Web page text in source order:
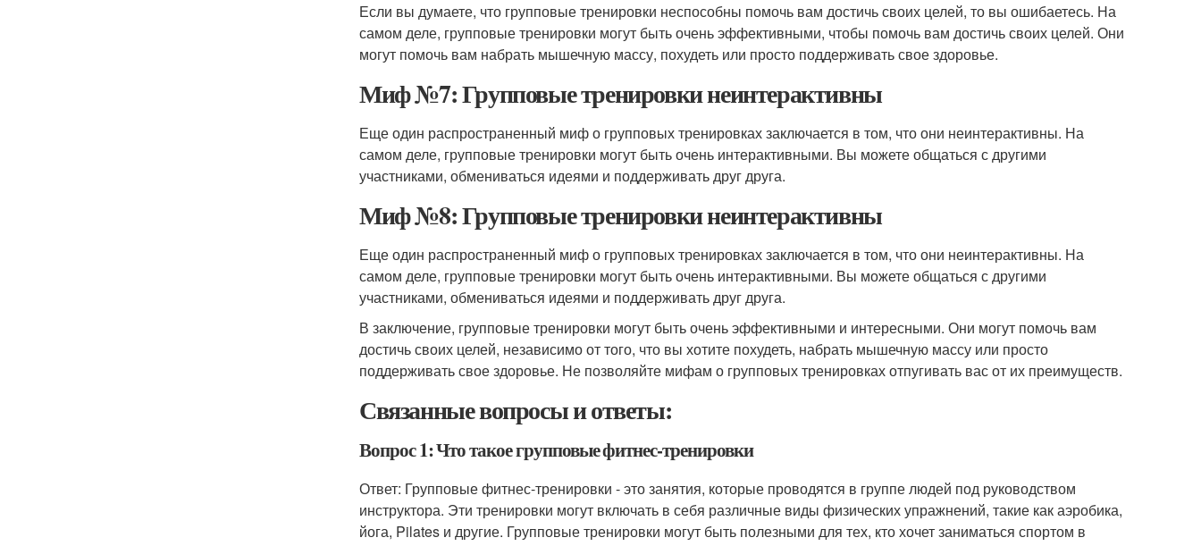
Если вы думаете, что групповые тренировки неспособны помочь вам достичь своих целей, то вы ошибаетесь. На
самом деле, групповые тренировки могут быть очень эффективными, чтобы помочь вам достичь своих целей. Они
могут помочь вам набрать мышечную массу, похудеть или просто поддерживать свое здоровье.
Миф №7: Групповые тренировки неинтерактивны
Еще один распространенный миф о групповых тренировках заключается в том, что они неинтерактивны. На
самом деле, групповые тренировки могут быть очень интерактивными. Вы можете общаться с другими
участниками, обмениваться идеями и поддерживать друг друга.
Миф №8: Групповые тренировки неинтерактивны
Еще один распространенный миф о групповых тренировках заключается в том, что они неинтерактивны. На
самом деле, групповые тренировки могут быть очень интерактивными. Вы можете общаться с другими
участниками, обмениваться идеями и поддерживать друг друга.
В заключение, групповые тренировки могут быть очень эффективными и интересными. Они могут помочь вам
достичь своих целей, независимо от того, что вы хотите похудеть, набрать мышечную массу или просто
поддерживать свое здоровье. Не позволяйте мифам о групповых тренировках отпугивать вас от их преимуществ.
Связанные вопросы и ответы:
Вопрос 1: Что такое групповые фитнес-тренировки
Ответ: Групповые фитнес-тренировки - это занятия, которые проводятся в группе людей под руководством
инструктора. Эти тренировки могут включать в себя различные виды физических упражнений, такие как аэробика,
йога, Pilates и другие. Групповые тренировки могут быть полезными для тех, кто хочет заниматься спортом в